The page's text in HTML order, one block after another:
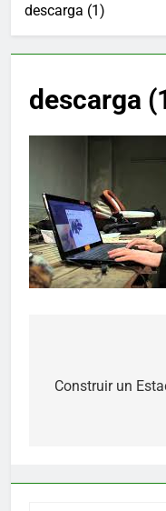
descarga (1)
descarga
navigation
Construir un